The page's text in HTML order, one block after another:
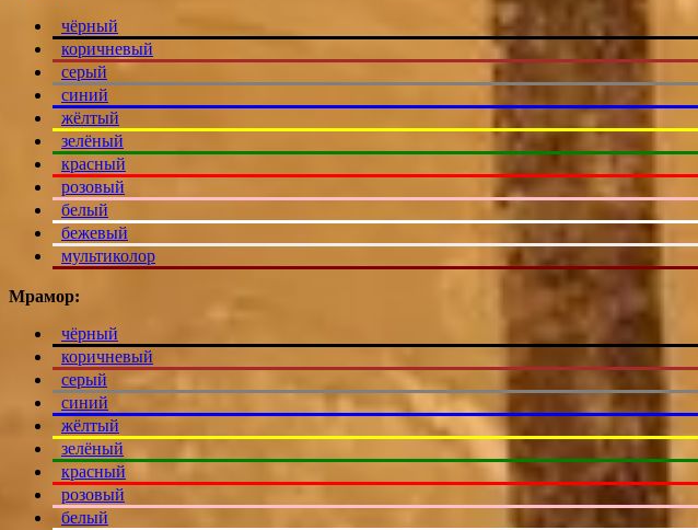
чёрный
коричневый
серый
синий
жёлтый
зелёный
красный
розовый
белый
бежевый
мультиколор
Мрамор:
чёрный
коричневый
серый
синий
жёлтый
зелёный
красный
розовый
белый